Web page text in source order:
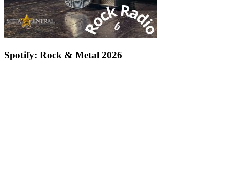
Spotify: Rock & Metal 2026